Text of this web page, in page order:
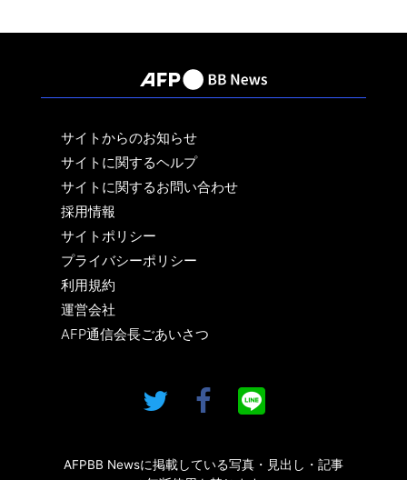
サイトからのお知らせ
サイトに関するヘルプ
サイトに関するお問い合わせ
採用情報
サイトポリシー
プライバシーポリシー
利用規約
運営会社
AFP通信会長ごあいさつ
AFPBB Newsに掲載している写真・見出し・記事